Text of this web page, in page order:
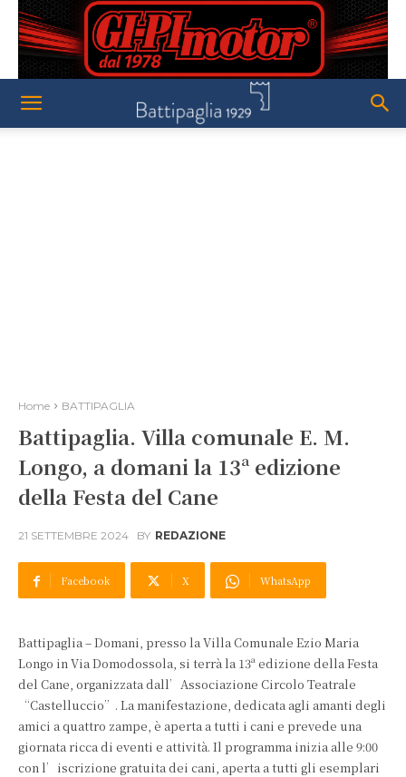
Home BATTIPAGLIA
Battipaglia. Villa comunale E. M.
Longo, a domani la 13ª edizione
della Festa del Cane
21 SETTEMBRE 2024 BY REDAZIONE
Facebook X WhatsApp
Battipaglia – Domani, presso la Villa Comunale Ezio Maria
Longo in Via Domodossola, si terrà la 13ª edizione della Festa
del Cane, organizzata dall’Associazione Circolo Teatrale
“Castelluccio”. La manifestazione, dedicata agli amanti degli
amici a quattro zampe, è aperta a tutti i cani e prevede una
giornata ricca di eventi e attività. Il programma inizia alle 9:00
con l’iscrizione gratuita dei cani, aperta a tutti gli esemplari